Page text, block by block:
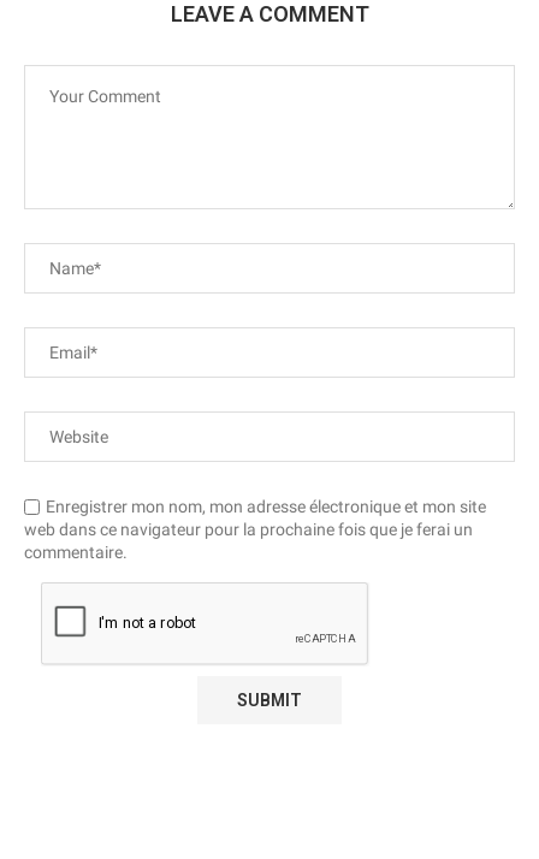
LEAVE A COMMENT
Enregistrer mon nom, mon adresse électronique et mon site
web dans ce navigateur pour la prochaine fois que je ferai un
commentaire.